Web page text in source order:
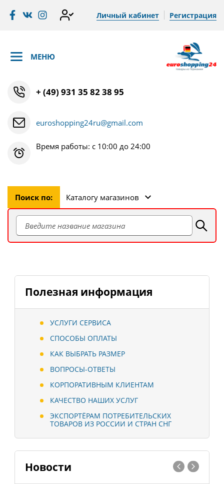
Личный кабинет Регистрация
МЕНЮ
+ (49) 931 35 82 38 95
euroshopping24ru@gmail.com
Время работы: с 10:00 до 24:00
Поиск по: Каталогу магазинов
Полезная информация
УСЛУГИ СЕРВИСА
СПОСОБЫ ОПЛАТЫ
КАК ВЫБРАТЬ РАЗМЕР
ВОПРОСЫ-ОТВЕТЫ
КОРПОРАТИВНЫМ КЛИЕНТАМ
КАЧЕСТВО НАШИХ УСЛУГ
ЭКСПОРТЁРАМ ПОТРЕБИТЕЛЬСКИХ
ТОВАРОВ ИЗ РОССИИ И СТРАН СНГ
Новости